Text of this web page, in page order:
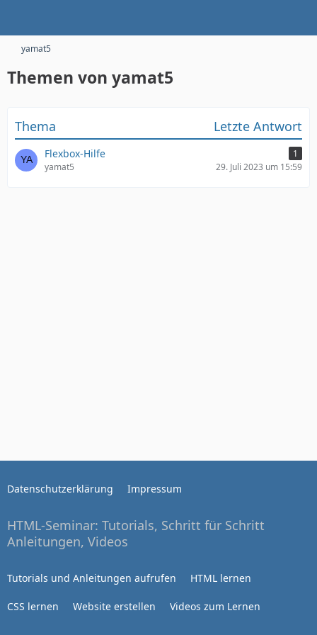
yamat5
Themen von yamat5
Thema Letzte Antwort
Flexbox-Hilfe
1
yamat5
29. Juli 2023 um 15:59
Datenschutzerklärung Impressum
HTML-Seminar: Tutorials, Schritt für Schritt
Anleitungen, Videos
Tutorials und Anleitungen aufrufen HTML lernen
CSS lernen Website erstellen Videos zum Lernen